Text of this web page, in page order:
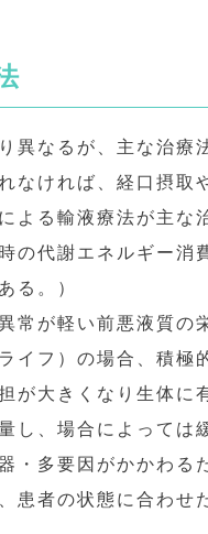
異なるが、主な治
なければ、経口摂取
よる輸液療法が主
の代謝エネルギー消
る。）
常が軽い前悪液質の
イフ）の場合、積
が大きくなり生体に
し、場合によって
・多要因がかかわ
患者の状態に合わせ